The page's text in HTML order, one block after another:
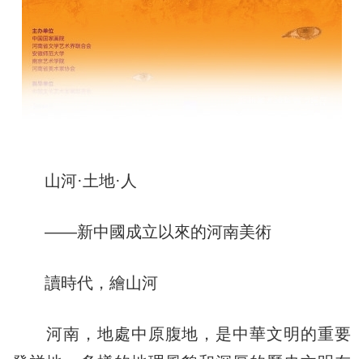
山河·土地·人
——新中國成立以來的河南美術
讀時代，繪山河
河南，地處中原腹地，是中華文明的重要